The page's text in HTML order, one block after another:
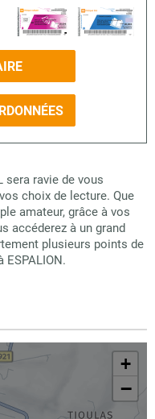
sera ravie de vous
choix de lecture. Que
amateur, grâce à vos
accéderez à un grand
plusieurs points de
+
−